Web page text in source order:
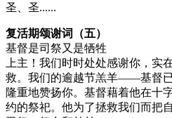
圣、圣......
复活期颂谢词（五）
基督是司祭又是牺牲
上主！我们时时处处感谢你，实
救。我们的逾越节羔羊——基督
隆重地赞扬你。基督藉着他在十
约的祭祀。他为了拯救我们而把